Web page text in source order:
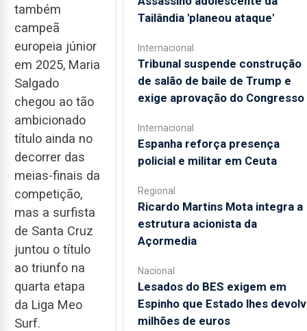
também
campeã
europeia júnior
em 2025, Maria
Salgado
chegou ao tão
ambicionado
título ainda no
decorrer das
meias-finais da
competição,
mas a surfista
de Santa Cruz
juntou o título
ao triunfo na
quarta etapa
da Liga Meo
Surf.
Tailândia 'planeou ataque'
Internacional
Tribunal suspende construção
de salão de baile de Trump e
exige aprovação do Congresso
Internacional
Espanha reforça presença
policial e militar em Ceuta
Regional
Ricardo Martins Mota integra a
estrutura acionista da
Açormedia
Nacional
Lesados do BES exigem em
Espinho que Estado lhes
milhões de euros